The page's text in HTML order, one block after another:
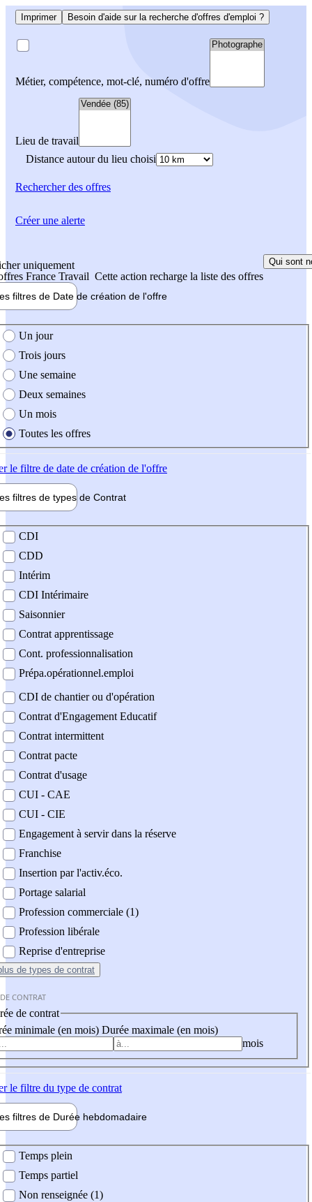
Imprimer Besoin d'aide sur la recherche d'offres d'emploi ?
Métier, compétence, mot-clé, numéro d'offre
Lieu de travail
Distance autour du lieu choisi
Rechercherdes offres
uniquement
France Travail Cette action recharge la liste des offres
Qui sont
filtres de Date de création de l'offre
création de l'offre
Un jour
Trois jours
Une semaine
Deux semaines
Un mois
Toutes les offres
le filtre de date de création de l'offre
filtres de types de Contrat
contrat
CDI
CDD
Intérim
CDI Intérimaire
Saisonnier
Contrat apprentissage
Cont. professionnalisation
Prépa.opérationnel.emploi
CDI de chantier ou d'opération
Contrat d'Engagement Educatif
Contrat intermittent
Contrat pacte
Contrat d'usage
CUI - CAE
CUI - CIE
Engagement à servir dans la réserve
Franchise
Insertion par l'activ.éco.
Portage salarial
Profession commerciale (1)
Profession libérale
Reprise d'entreprise
de types de contrat
CONTRAT
de contrat
minimale (en mois) Durée maximale (en mois)
mois
le filtre du type de contrat
filtres de Durée hebdomadaire
Temps plein
Temps partiel
Non renseignée (1)
Créer une alerte